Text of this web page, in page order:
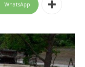
WhatsApp